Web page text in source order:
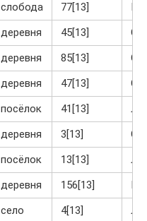
слобода 77[13]
деревня 45[13]
деревня 85[13]
деревня 47[13]
посёлок 41[13]
деревня 3[13]
посёлок 13[13]
деревня 156[13]
село 4[13]